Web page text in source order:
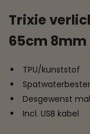
Trixie
65cm 8mm
TPU/kunststof
Desgewenst
Incl. USB kabel